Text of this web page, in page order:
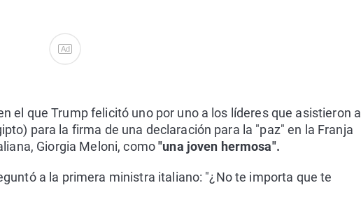
Ad
el que Trump felicitó uno por uno a los líderes que asistieron a
para la firma de una declaración para la "paz" en la Franja
Giorgia Meloni, como"una joven hermosa".
a la primera ministra italiano: "¿No te importa que te